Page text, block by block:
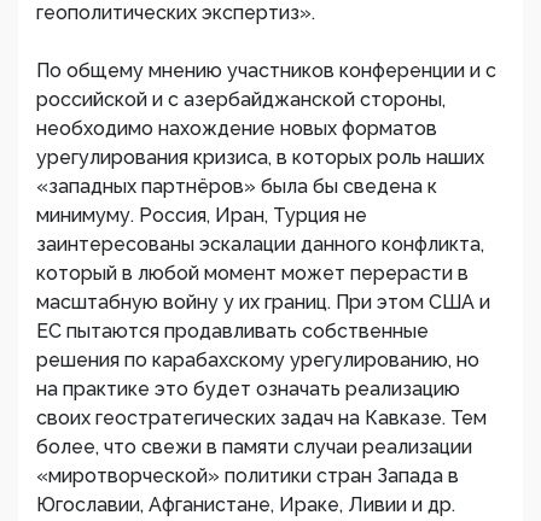
геополитических экспертиз».
По общему мнению участников конференции и с
российской и с азербайджанской стороны,
необходимо нахождение новых форматов
урегулирования кризиса, в которых роль наших
«западных партнёров» была бы сведена к
минимуму. Россия, Иран, Турция не
заинтересованы эскалации данного конфликта,
который в любой момент может перерасти в
масштабную войну у их границ. При этом США и
ЕС пытаются продавливать собственные
решения по карабахскому урегулированию, но
на практике это будет означать реализацию
своих геостратегических задач на Кавказе. Тем
более, что свежи в памяти случаи реализации
«миротворческой» политики стран Запада в
Югославии, Афганистане, Ираке, Ливии и др.